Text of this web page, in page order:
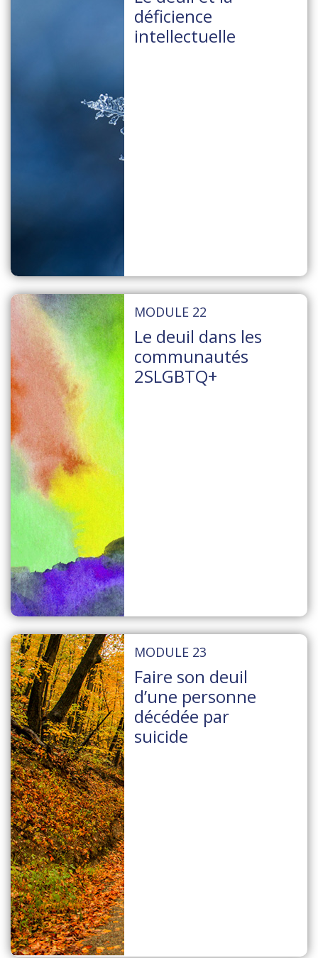
déficience
intellectuelle
MODULE 22
Le deuil dans les
communautés
2SLGBTQ+
MODULE 23
Faire son deuil
d’une personne
décédée par
suicide